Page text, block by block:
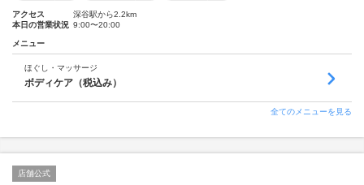
アクセス
深谷駅から2.2km
本日の営業状況 9:00〜20:00
メニュー
ほぐし・マッサージ
ボディケア（税込み）
全てのメニューを見る
店舗公式